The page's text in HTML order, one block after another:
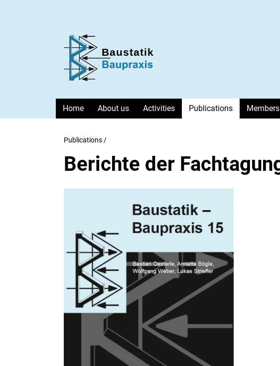
Baustatik-Baupraxis e. V.
Home About us Activities Publications Members
Publications /
Berichte der